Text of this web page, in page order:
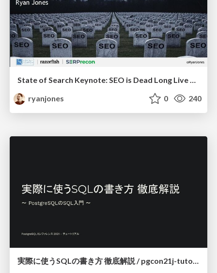
State of Search Keynote: SEO is Dead Long Live SEO
ryanjones
0 240
実際に使うSQLの書き方 徹底解説 / pgcon21j-tutorial